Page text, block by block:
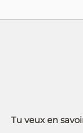
Tu veux en